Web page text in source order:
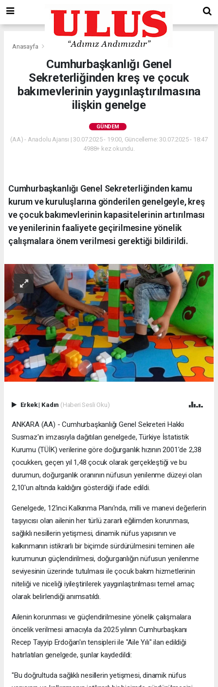
Anasayfa Gündem
Cumhurbaşkanlığı Genel
Sekreterliğinden kreş ve çocuk
bakımevlerinin yaygınlaştırılmasına
ilişkin genelge
GÜNDEM
(AA) - Anadolu Ajansı | 30.07.2025 - 19:00, Güncelleme: 30.07.2025 - 18:47
4988+ kez okundu.
Cumhurbaşkanlığı Genel Sekreterliğinden kamu
kurum ve kuruluşlarına gönderilen genelgeyle, kreş
ve çocuk bakımevlerinin kapasitelerinin artırılması
ve yenilerinin faaliyete geçirilmesine yönelik
çalışmalara önem verilmesi gerektiği bildirildi.
Erkek| Kadın (Haberi Sesli Oku)
ANKARA (AA) - Cumhurbaşkanlığı Genel Sekreteri Hakkı
Susmaz'ın imzasıyla dağıtılan genelgede, Türkiye İstatistik
Kurumu (TÜİK) verilerine göre doğurganlık hızının 2001'de 2,38
çocukken, geçen yıl 1,48 çocuk olarak gerçekleştiği ve bu
durumun, doğurganlık oranının nüfusun yenilenme düzeyi olan
2,10'un altında kaldığını gösterdiği ifade edildi.
Genelgede, 12'inci Kalkınma Planı'nda, milli ve manevi değerlerin
taşıyıcısı olan ailenin her türlü zararlı eğilimden korunması,
sağlıklı nesillerin yetişmesi, dinamik nüfus yapısının ve
kalkınmanın istikrarlı bir biçimde sürdürülmesini teminen aile
kurumunun güçlendirilmesi, doğurganlığın nüfusun yenilenme
seviyesinin üzerinde tutulması ile çocuk bakım hizmetlerinin
niteliği ve niceliği iyileştirilerek yaygınlaştırılması temel amaç
olarak belirlendiği anımsatıldı.
Ailenin korunması ve güçlendirilmesine yönelik çalışmalara
öncelik verilmesi amacıyla da 2025 yılının Cumhurbaşkanı
Recep Tayyip Erdoğan'ın tensipleri ile "Aile Yılı" ilan edildiği
hatırlatılan genelgede, şunlar kaydedildi:
"Bu doğrultuda sağlıklı nesillerin yetişmesi, dinamik nüfus